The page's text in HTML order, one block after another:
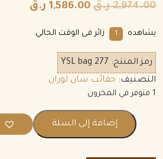
2,974.00 ر.ق 1,586.00 ر.ق
يشاهده 9 زائر فى الوقت الحالي.
رمز المنتج: YSL bag 277
التصنيف: حقائب سان لوران
1 متوفر في المخزون
إضافة إلى السلة